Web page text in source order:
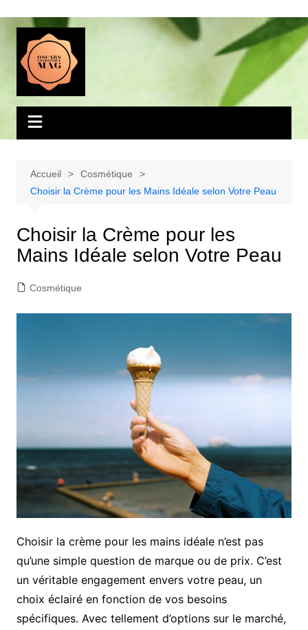
contenu
Accueil
Cosmétique
Choisir la Crème pour les Mains Idéale selon Votre Peau
Choisir la Crème pour les
Mains Idéale selon Votre Peau
Cosmétique
Choisir la crème pour les mains idéale n’est pas
qu’une simple question de marque ou de prix. C’est
un véritable engagement envers votre peau, un
choix éclairé en fonction de vos besoins
spécifiques. Avec tellement d’options sur le marché,